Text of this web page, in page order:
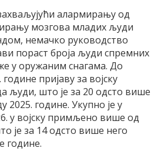
алармирању од
мозгова младих људи
немачко руководство
пораст броја људи спремних
у оружаним снагама. До
пријаву за војску
људи, што је за 20 одсто више
2025. године. Укупно је у
у војску примљено више од
је за 14 одсто више него
године.